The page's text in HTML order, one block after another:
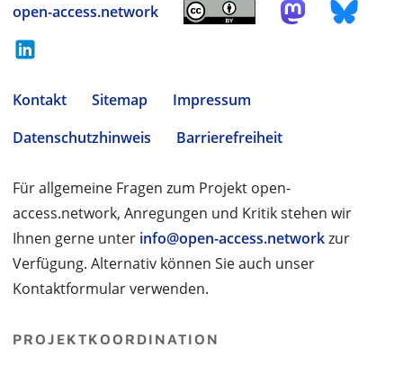
open-access.network
Kontakt Sitemap
Impressum
Datenschutzhinweis
Barrierefreiheit
Für allgemeine Fragen zum Projekt open-
access.network, Anregungen und Kritik stehen wir
Ihnen gerne unter info@open-access.networkzur
Verfügung. Alternativ können Sie auch unser
Kontaktformular verwenden.
PROJEKTKOORDINATION